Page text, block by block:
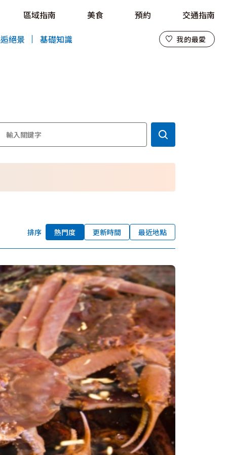
我的最愛
區域指南 美食 預約
交通指南
絕景
基礎知識 我的最愛
我的最愛
YouTu
be
Instag
ram
Faceb
ook
排序 熱門度 更新時間 最近地點